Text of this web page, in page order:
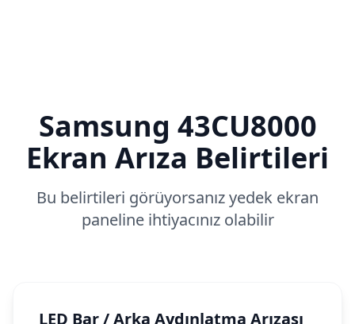
Samsung 43CU8000
Ekran Arıza Belirtileri
Bu belirtileri görüyorsanız yedek ekran
paneline ihtiyacınız olabilir
LED Bar / Arka Aydınlatma Arızası